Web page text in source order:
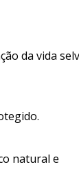
da vida
natural e